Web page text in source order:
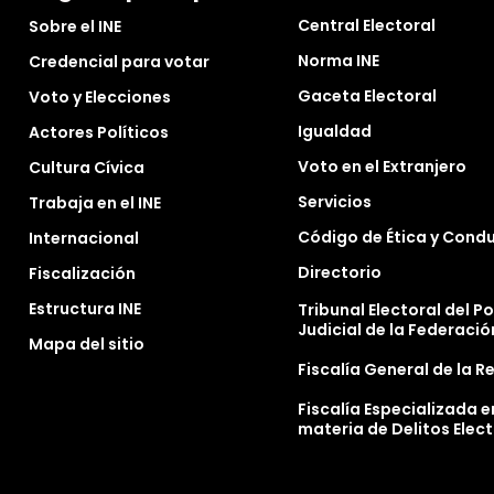
Sobre el INE
Credencial para votar
Voto y Elecciones
Actores Políticos
Cultura Cívica
Trabaja en el INE
Internacional
Fiscalización
Estructura INE
Mapa del sitio
Central Electoral
Norma INE
Gaceta Electoral
Igualdad
Voto en el Extranjero
Servicios
Código de Ética y
Directorio
Tribunal Electoral del
Judicial de la
Fiscalía General de la
Fiscalía Especializada
materia de Delitos